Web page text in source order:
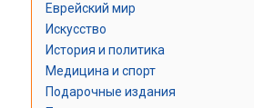
Еврейский мир
Искусство
История и политика
Медицина и спорт
Подарочные издания